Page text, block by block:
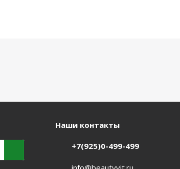
Наши контакты
+7(925)0-499-499